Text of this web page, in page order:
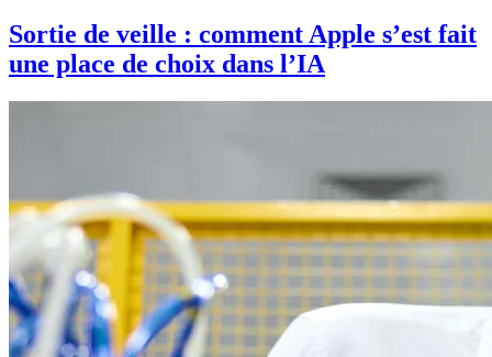
Sortie de veille : comment Apple s’est fait
une place de choix dans l’IA